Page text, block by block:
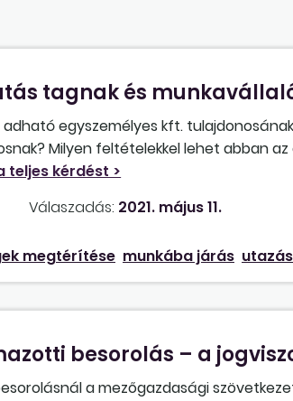
tagnak és
egyszemélyes kft.
Milyen feltételekkel lehet abban
és agglomerációs bérletet?
Válaszadás: 2021. május 11.
megtérítése munkába járás
besorolás – a
a mezőgazdasági